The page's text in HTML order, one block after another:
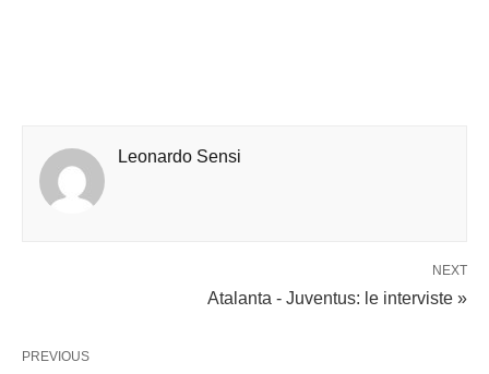
Leonardo Sensi
NEXT
Atalanta - Juventus: le interviste »
PREVIOUS